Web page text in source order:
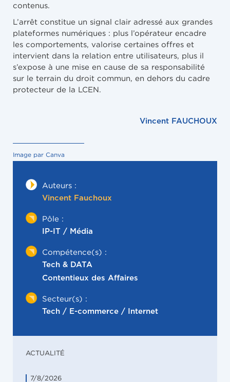
Auteurs :
Vincent Fauchoux
Pôle :
IP-IT / Média
Compétence(s) :
Tech & DATA
Contentieux des Affaires
Secteur(s) :
Tech / E-commerce / Internet
ACTUALITÉ
7/8/2026
contenus.
L’arrêt constitue un signal clair adressé aux grandes
plateformes numériques : plus l’opérateur encadre
les comportements, valorise certaines offres et
intervient dans la relation entre utilisateurs, plus il
s’expose à une mise en cause de sa responsabilité
sur le terrain du droit commun, en dehors du cadre
protecteur de la LCEN.
Vincent FAUCHOUX
Image par Canva